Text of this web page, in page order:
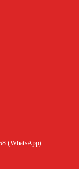
(WhatsApp)